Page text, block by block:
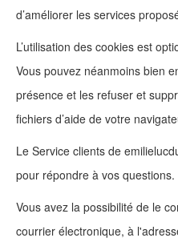
d’améliorer les services
L’utilisation des cookies est
Vous pouvez néanmoins bien
présence et les refuser et
fichiers d’aide de votre
Le Service clients de
pour répondre à vos questions.
Vous avez la possibilité de le
courrier électronique, à